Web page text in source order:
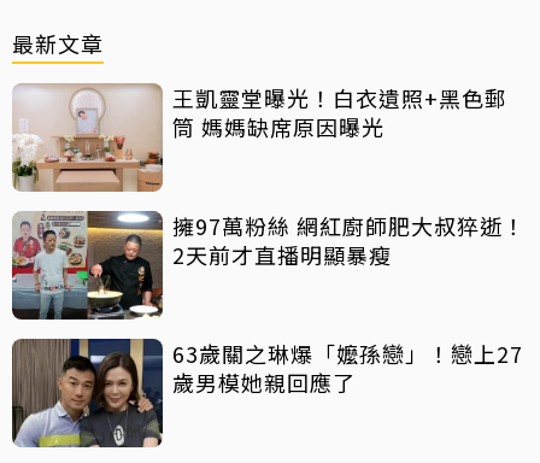
最新文章
王凱靈堂曝光！白衣遺照+黑色郵
筒 媽媽缺席原因曝光
擁97萬粉絲 網紅廚師肥大叔猝逝！
2天前才直播明顯暴瘦
63歲關之琳爆「嬤孫戀」！戀上27
歲男模她親回應了